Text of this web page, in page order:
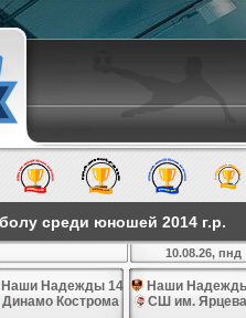
среди юношей 2014 г.р.
Наши Надежды 14
Динамо Кострома 14
10.08.26, пнд
Наши
СШ им.